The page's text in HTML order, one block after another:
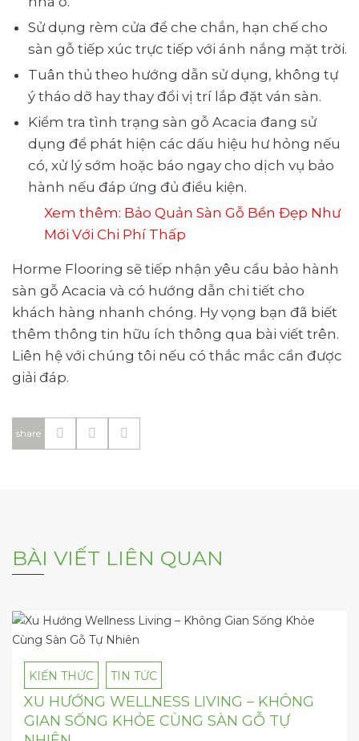
share
Sử dụng rèm cửa để che chắn, hạn chế cho
sàn gỗ tiếp xúc trực tiếp với ánh nắng mặt trời.
Tuân thủ theo hướng dẫn sử dụng, không tự
ý tháo dỡ hay thay đổi vị trí lắp đặt ván sàn.
Kiểm tra tình trạng sàn gỗ Acacia đang sử
dụng để phát hiện các dấu hiệu hư hỏng nếu
có, xử lý sớm hoặc báo ngay cho dịch vụ bảo
hành nếu đáp ứng đủ điều kiện.
Xem thêm: Bảo Quản Sàn Gỗ Bền Đẹp Như
Mới Với Chi Phí Thấp
Horme Flooring sẽ tiếp nhận yêu cầu bảo hành
sàn gỗ Acacia và có hướng dẫn chi tiết cho
khách hàng nhanh chóng. Hy vọng bạn đã biết
thêm thông tin hữu ích thông qua bài viết trên.
Liên hệ với chúng tôi nếu có thắc mắc cần được
giải đáp.
BÀI VIẾT LIÊN QUAN
KIẾN THỨC TIN TỨC
XU HƯỚNG WELLNESS LIVING – KHÔNG
GIAN SỐNG KHỎE CÙNG SÀN GỖ TỰ